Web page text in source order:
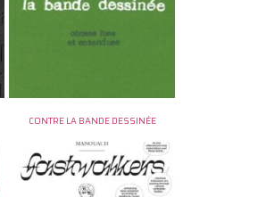
CONTRE LA BANDE DESSINÉE